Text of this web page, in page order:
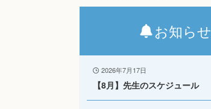
お知らせ
2026年7月17日
【8月】先生のスケジュール